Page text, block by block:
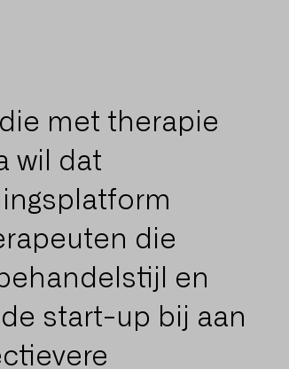
met therapie
wil dat
die
en
start-up bij aan